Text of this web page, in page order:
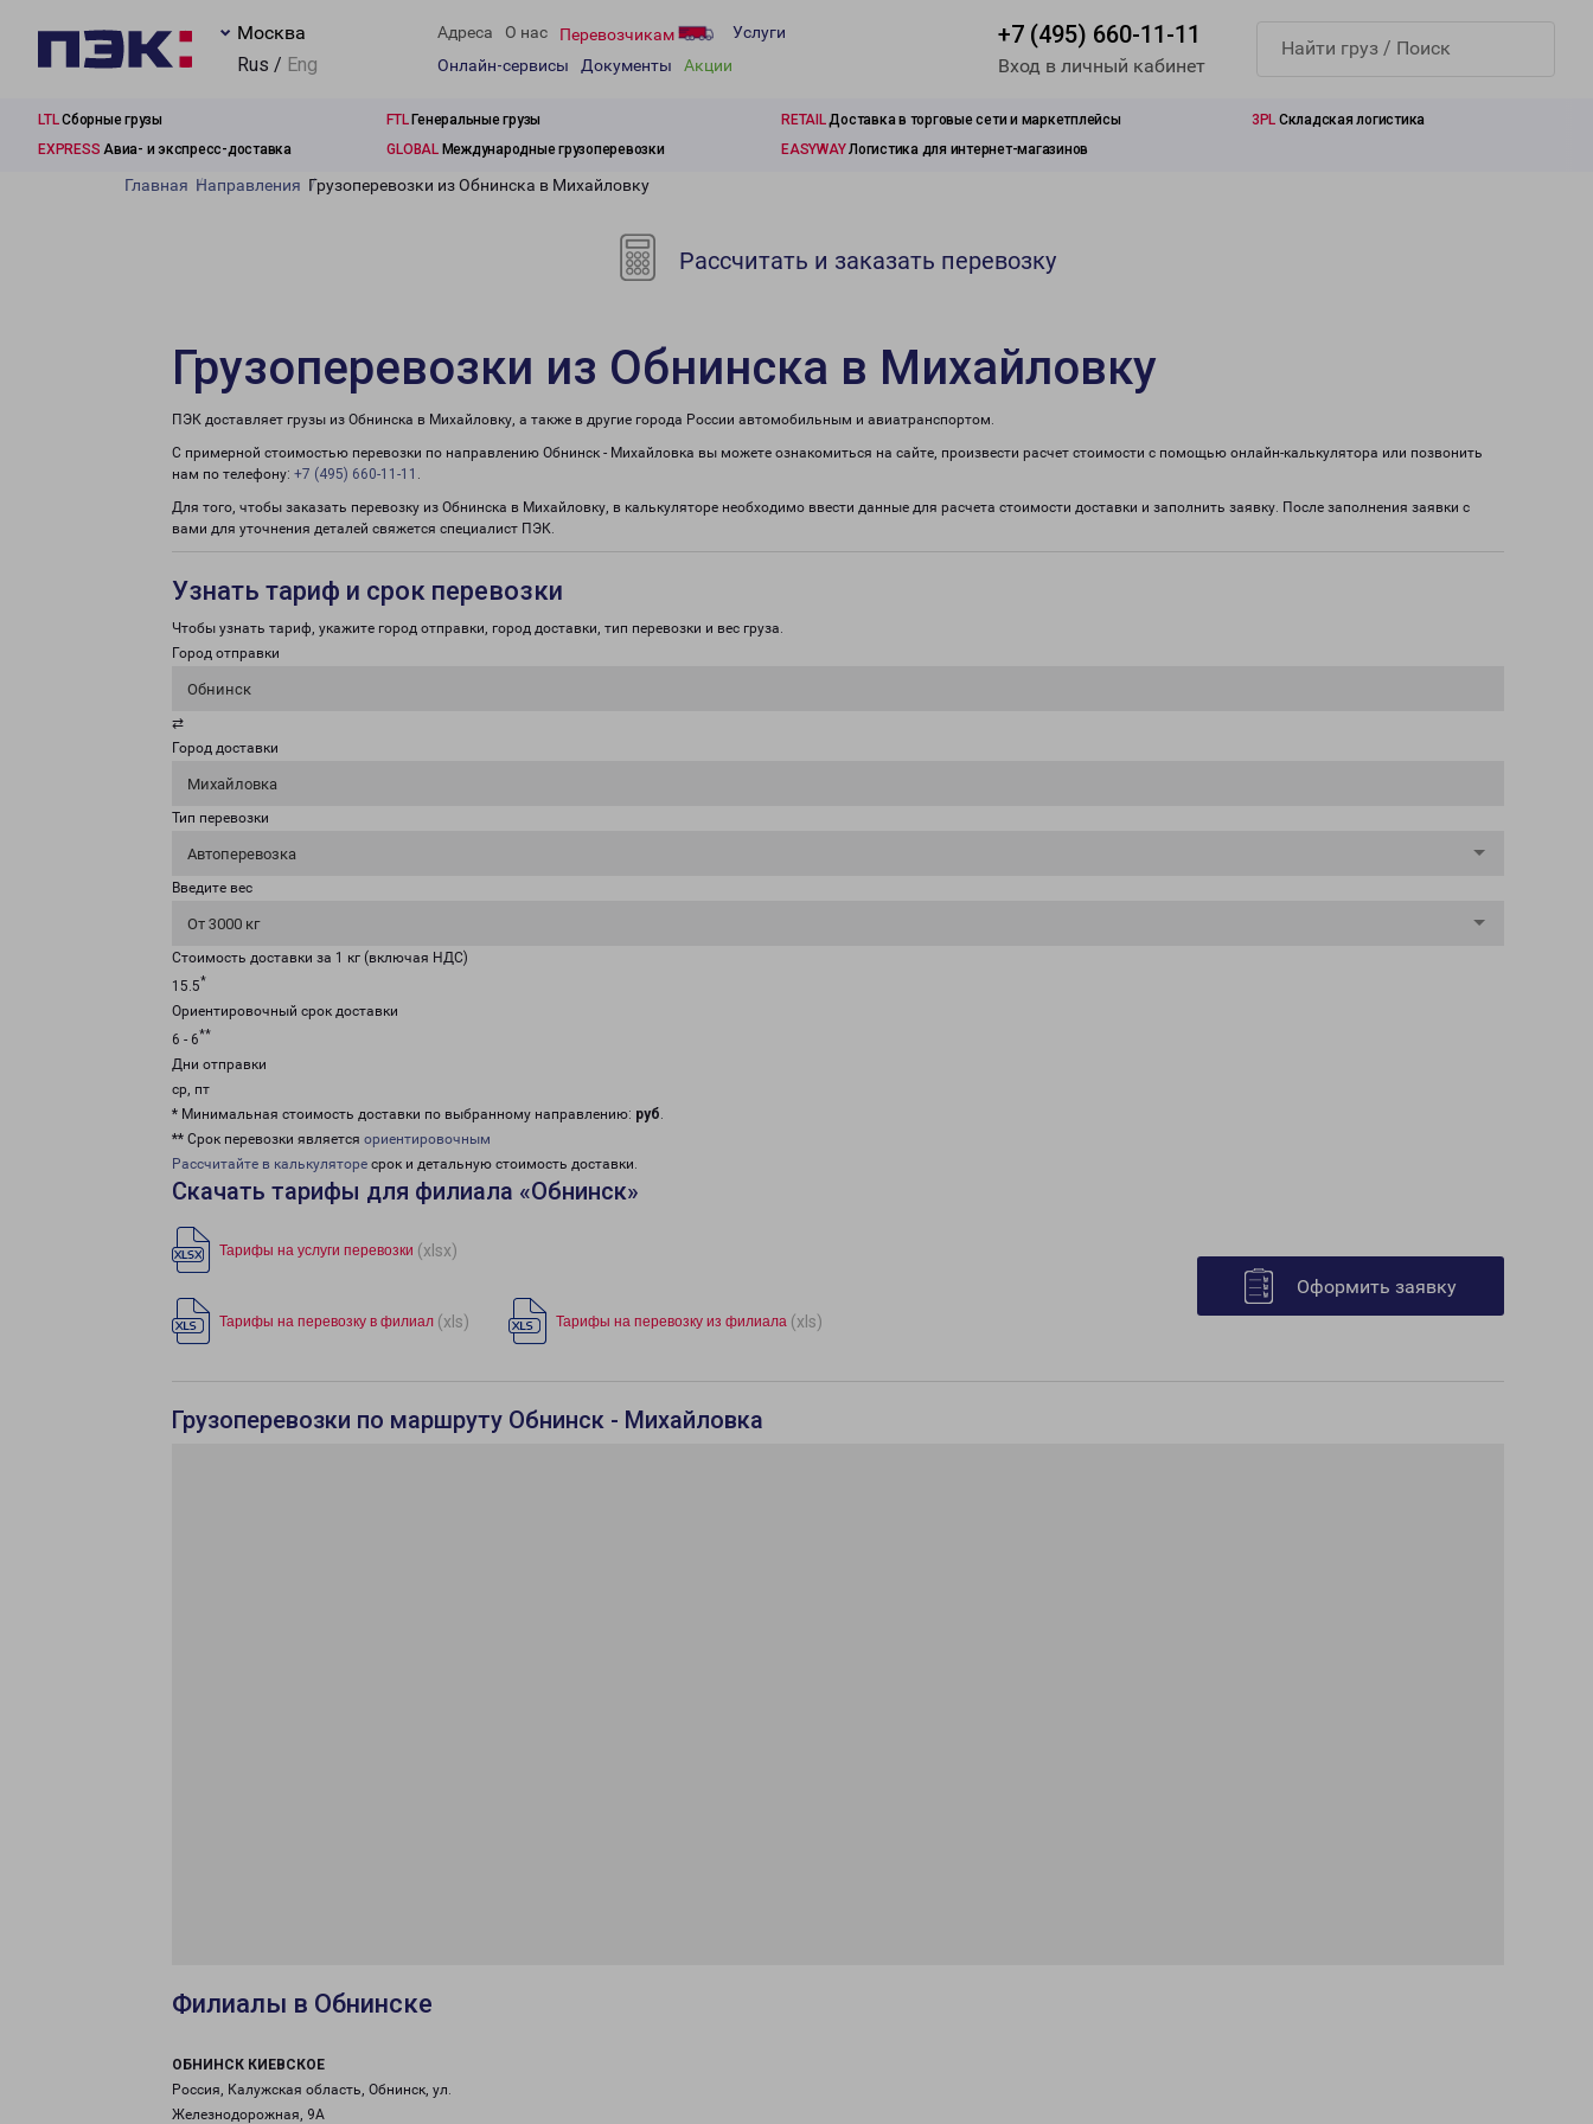
Москва
Rus / Eng
Адреса О нас Перевозчикам
Услуги
Онлайн-сервисы
Документы Акции
+7 (495) 660-11-11
Вход в личный кабинет
LTLСборные грузы FTLГенеральные грузы RETAILДоставка в торговые сети и маркетплейсы 3PL Складская логистика
EXPRESS Авиа- и экспресс-доставка GLOBALМеждународные грузоперевозки EASYWAYЛогистика для интернет-магазинов
Главная Направления Грузоперевозки из Обнинска в Михайловку
Рассчитать и заказать перевозку
Грузоперевозки из Обнинска в Михайловку
ПЭК доставляет грузы из Обнинска в Михайловку, а также в другие города России автомобильным и авиатранспортом.
С примерной стоимостью перевозки по направлению Обнинск - Михайловка вы можете ознакомиться на сайте, произвести расчет стоимости с помощью онлайн-калькулятора или позвонить
нам по телефону: +7 (495) 660-11-11 .
Для того, чтобы заказать перевозку из Обнинска в Михайловку, в калькуляторе необходимо ввести данные для расчета стоимости доставки и заполнить заявку. После заполнения заявки с
вами для уточнения деталей свяжется специалист ПЭК.
Узнать тариф и срок перевозки
Чтобы узнать тариф, укажите город отправки, город доставки, тип перевозки и вес груза.
Город отправки
Обнинск
⇄
Город доставки
Михайловка
Тип перевозки
Автоперевозка
Введите вес
От 3000 кг
Стоимость доставки за 1 кг (включая НДС)
15.5*
Ориентировочный срок доставки
6 - 6**
Дни отправки
ср, пт
* Минимальная стоимость доставки по выбранному направлению: руб.
** Срок перевозки является ориентировочным
Рассчитайте в калькуляторе срок и детальную стоимость доставки.
Скачать тарифы для филиала «Обнинск»
Тарифы на услуги перевозки (xlsx)
Тарифы на перевозку в филиал (xls) Тарифы на перевозку из филиала (xls)
Оформить заявку
Грузоперевозки по маршруту Обнинск - Михайловка
Филиалы в Обнинске
ОБНИНСК КИЕВСКОЕ
Россия, Калужская область, Обнинск, ул.
Железнодорожная, 9А